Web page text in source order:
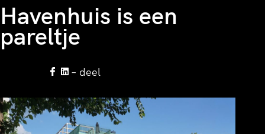
Havenhuis is een
pareltje
– deel